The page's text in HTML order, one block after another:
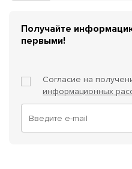
Получайте
первыми!
Согласие на
информационных